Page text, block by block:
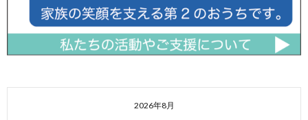
2026年8月